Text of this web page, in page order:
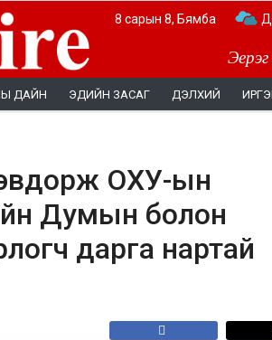
8 сарын 8, Бямба
ДАЙН ЭДИЙН ЗАСАГ ДЭЛХИЙ
ОХУ-ын
Думын болон
дарга нартай